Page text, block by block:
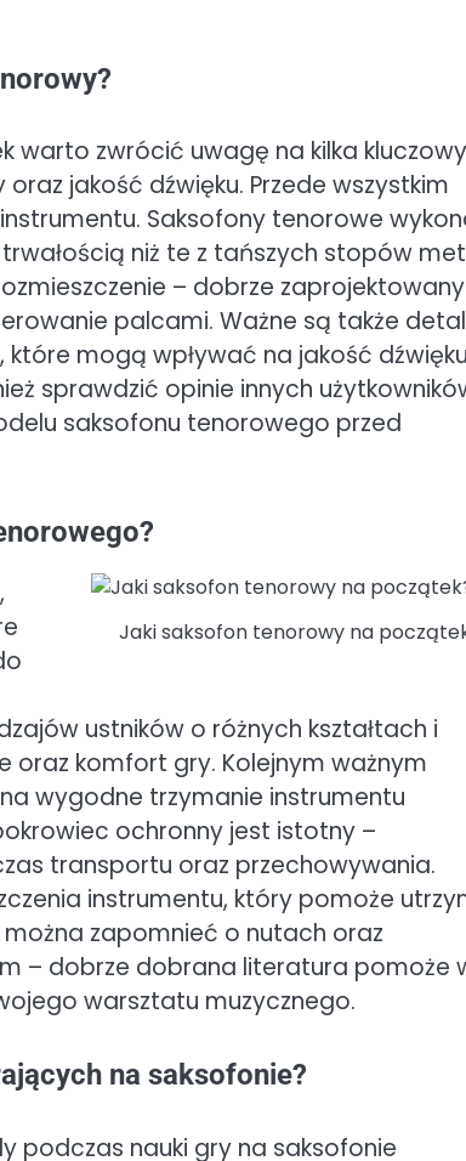
warto zwrócić uwagę na kilka
jakość dźwięku. Przede wszystkim
Saksofony tenorowe
niż te z tańszych stopów
– dobrze zaprojektowany
palcami. Ważne są także
mogą wpływać na jakość dźwięku
sprawdzić opinie innych
saksofonu tenorowego przed
Jaki saksofon tenorowy na
ustników o różnych kształtach i
oraz komfort gry. Kolejnym ważnym
wygodne trzymanie instrumentu
ochronny jest istotny –
transportu oraz przechowywania.
instrumentu, który pomoże
zapomnieć o nutach oraz
– dobrze dobrana literatura pomoże
warsztatu muzycznego.
na saksofonie?
podczas nauki gry na saksofonie